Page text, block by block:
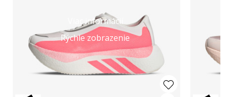
Viac informácií
Rýchle zobrazenie